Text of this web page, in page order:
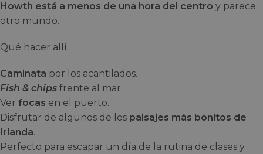
Howth está a menos de una hora del centro y parece
otro mundo.
Qué hacer allí:
Caminata por los acantilados.
Fish & chips frente al mar.
Ver focas en el puerto.
Disfrutar de algunos de los paisajes más bonitos de
Irlanda.
Perfecto para escapar un día de la rutina de clases y